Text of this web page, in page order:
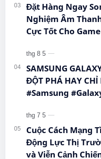
Đặt Hàng Ngay
Nghiệm Âm
Cực Tốt Cho
SAMSUNG
ĐỘT PHÁ HAY
#Samsung
Cuộc Cách Mạng
Động Lực Thị
và Viễn Cảnh